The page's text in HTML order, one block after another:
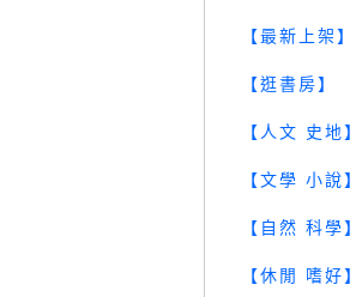
【最新上架】
【逛書房】
【人文 史地】
【文學 小說】
【自然 科學】
【休閒 嗜好】
【RQA】跟著賓狗一起怦
然心動學英文！：不出國
打造英文生活，實現你的
斜槓職人夢_均勻
【KJ4
作者